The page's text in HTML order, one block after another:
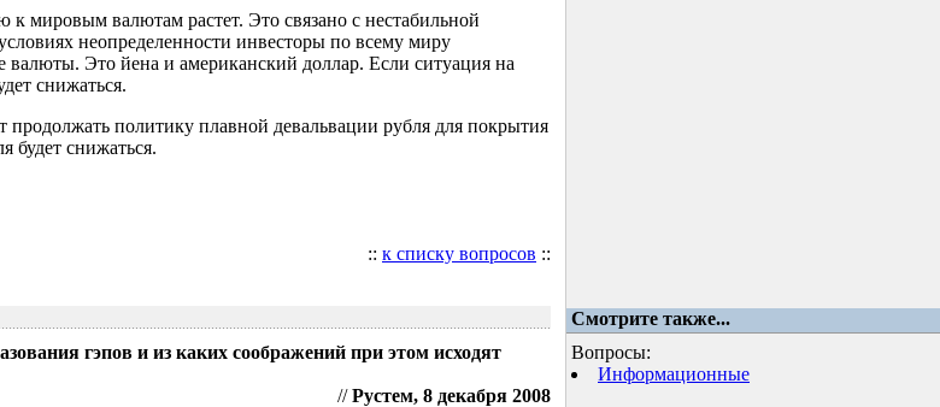
мировым валютам растет. Это связано с нестабильной
неопределенности инвесторы по всему миру
валюты. Это йена и американский доллар. Если ситуация на
снижаться.
политику плавной девальвации рубля для покрытия
будет снижаться.
:: к списку вопросов ::
Смотрите также...
гэпов и из каких соображений при этом исходят
//Рустем, 8 декабря 2008
Вопросы:
Информационные